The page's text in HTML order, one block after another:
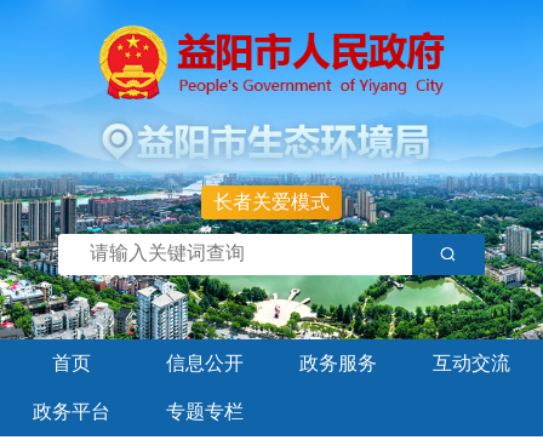
长者关爱模式
首页 信息公开 政务服务 互动交流
政务平台 专题专栏